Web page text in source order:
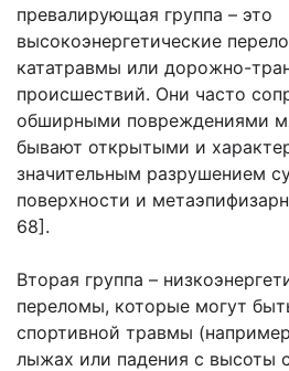
превалирующая группа – это
высокоэнергетические
кататравмы или дорожно-
происшествий. Они часто
обширными повреждениями
бывают открытыми и
значительным разрушением
поверхности и
68].
Вторая группа –
переломы, которые могут
спортивной травмы
лыжах или падения с высоты